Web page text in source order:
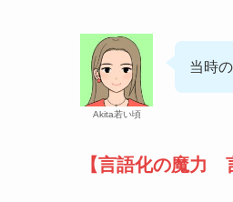
Akita若い頃
当時
【言語化の魔力